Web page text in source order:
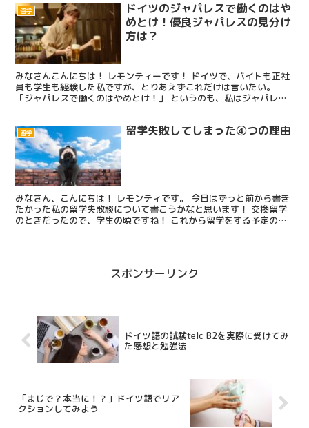
留学
ドイツのジャパレスで働くのはや
めとけ！優良ジャパレスの見分け
方は？
みなさんこんにちは！ レモンティーです！ ドイツで、バイトも正社
員も学生も経験した私ですが、とりあえずこれだけは言いたい。
「ジャパレスで働くのはやめとけ！」 というのも、私はジャパレス
留学 留学失敗してしまった④つの理由
みなさん、こんにちは！ レモンティです。 今日はずっと前から書き
たかった私の留学失敗談について書こうかなと思います！ 交換留学
のときだったので、学生の頃ですね！ これから留学をする予定の人
スポンサーリンク
ドイツ語の試験telc B2を実際に受けてみ
た感想と勉強法
「まじで？本当に！？」ドイツ語でリア
クションしてみよう